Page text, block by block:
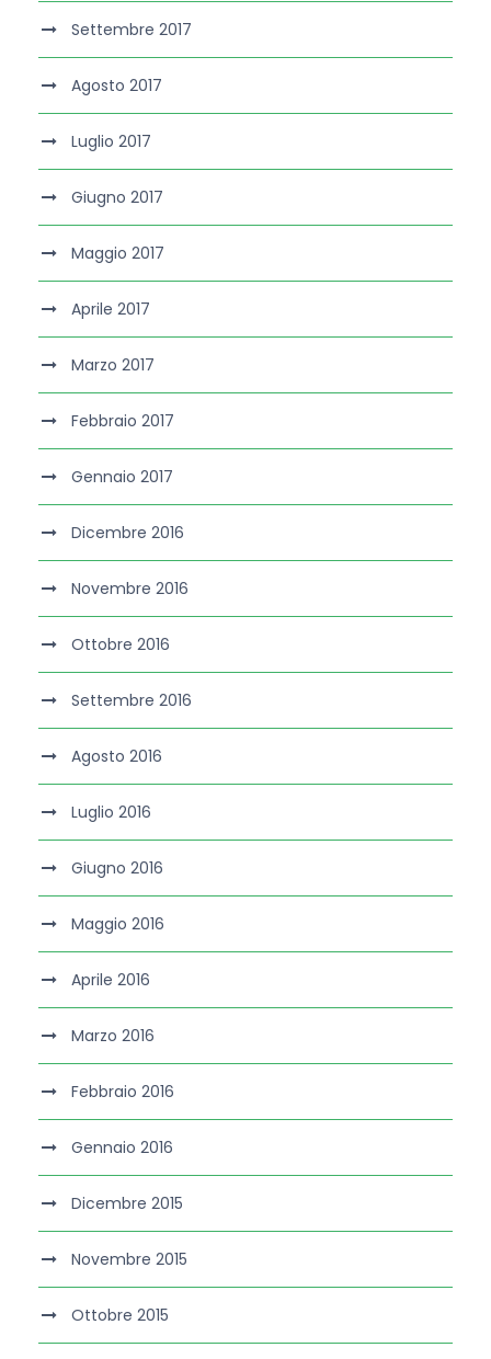
Settembre 2017
Agosto 2017
Luglio 2017
Giugno 2017
Maggio 2017
Aprile 2017
Marzo 2017
Febbraio 2017
Gennaio 2017
Dicembre 2016
Novembre 2016
Ottobre 2016
Settembre 2016
Agosto 2016
Luglio 2016
Giugno 2016
Maggio 2016
Aprile 2016
Marzo 2016
Febbraio 2016
Gennaio 2016
Dicembre 2015
Novembre 2015
Ottobre 2015